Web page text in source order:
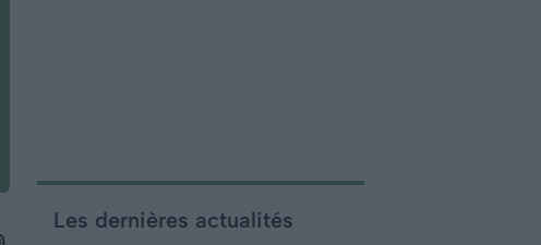
Les dernières actualités